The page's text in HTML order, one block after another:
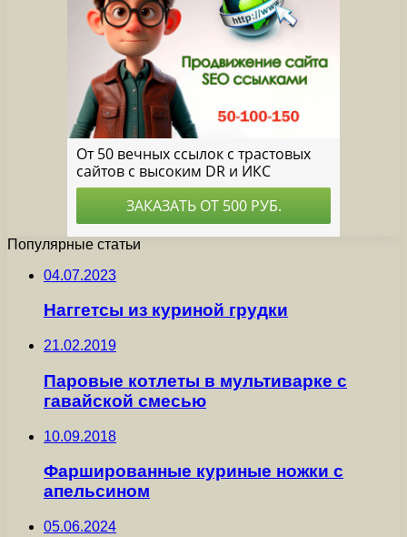
Популярные статьи
04.07.2023
Наггетсы из куриной грудки
21.02.2019
Паровые котлеты в мультиварке с
гавайской смесью
10.09.2018
Фаршированные куриные ножки с
апельсином
05.06.2024